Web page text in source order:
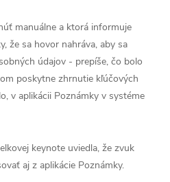
manuálne a ktorá informuje
že sa hovor nahráva, aby sa
údajov - prepíše, čo bolo
poskytne zhrnutie kľúčových
v aplikácii Poznámky v systéme
keynote uviedla, že zvuk
aj z aplikácie Poznámky.